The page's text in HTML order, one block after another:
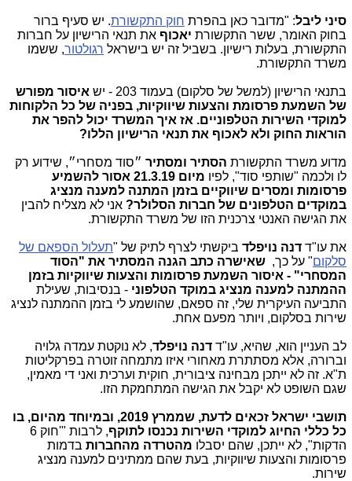
סיני ליבל: "מדובר כאן בהפרת חוק התקשורת. יש סעיף ברור
בחוק האומר, ששר התקשורת יאכוף את תנאי הרישיון על חברות
התקשורת, בעלות רישיון. בשביל זה יש בישראל רגולטור, ששמו
משרד התקשורת.
בתנאי הרישיון (למשל של סלקום) בעמוד 203 - יש
איסור מפורש
של השמעת פרסומת והצעות שיווקיות, בפניה של כל הלקוחות
למוקדי השירות הטלפוניים. אז איך המשרד יכול להפר את
הוראות החוק ולא לאכוף את תנאי הרישיון הללו?
מדוע משרד התקשורת הסתיר ומסתיר ״סוד מסחרי״, שידוע רק
לו ולכמה "שותפי סוד", לפיו מיום 21.3.19
אסור להשמיע
פרסומות ומסרים שיווקיים בזמן המתנה למענה מנציג
במוקדים הטלפונים של חברות הסלולר? אני לא מצליח להבין
את הגישה האנטי צרכנית הזו של משרד התקשורת.
את עו"ד דנה נויפלד ביקשתי לצרף לתיק של "תעלול הספאם של
סלקום" על כך, שאישרה כתב הגנה המסתיר את "הסוד
המסחרי" - איסור השמעת פרסומות והצעות שיווקיות בזמן
ההמתנה למענה מנציג במוקד הטלפוני - בנסיבות, שעילת
התביעה העיקרית שלי, זה ספאם, שהושמע לי בזמן ההמתנה לנציג
שירות בסלקום, ויותר מפעם אחת.
לב העניין הוא, שהיא, עו"ד דנה נויפלד, לא נוקטת עמדה גלויה
וברורה, אלא מסתתרת מאחורי איזו מתמחה זוטרה בפרקליטות
ת"א. זה לא ייתכן מבחינה ציבורית, חוקית וערכית ואני די מאמין,
שגם השופט לא יקבל את הגישה המתחמקת הזו.
תושבי ישראל זכאים לדעת, שממרץ 2019, ובמיוחד מהיום, בו
כל כללי החיוג למוקדי השירות נכנסו לתוקף
, לרבות "'חוק 6
הדקות", לא ייתכן, שהם יסבלו מהטרדה מהחברות בדמות
פרסומות והצעות שיווקיות, בעת שהם ממתינים למענה מנציג
שירות.